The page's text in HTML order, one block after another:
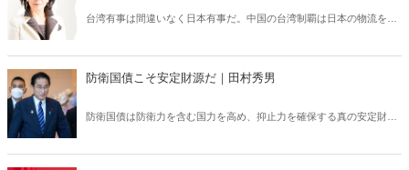
台湾有事は間違いなく日本有事だ。中国の台湾制覇は日本の物流を支
防衛国債こそ安定財源だ｜田村秀男
防衛国債は防衛力を含む国力を高め、抑止力を確保する真の安定財源